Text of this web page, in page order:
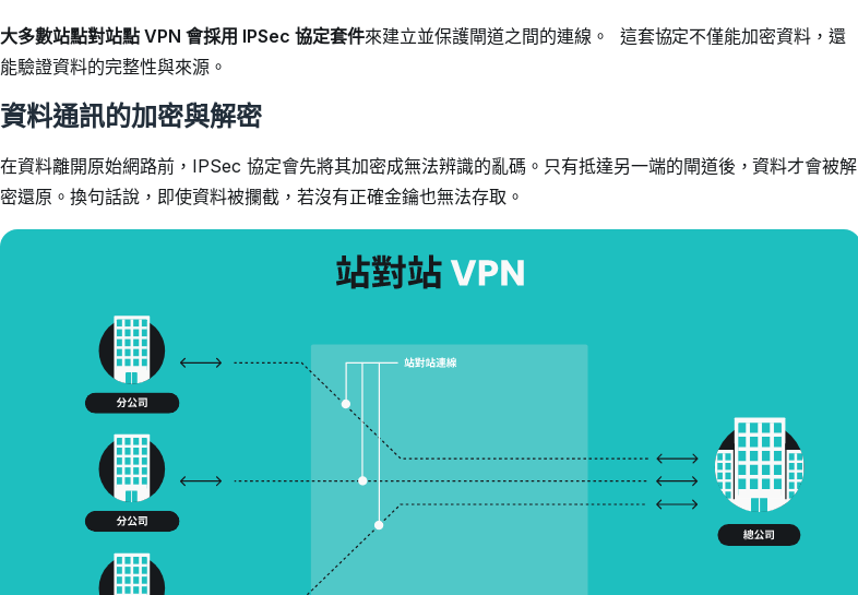
大多數站點對站點 VPN 會採用 IPSec 協定套件來建立並保護閘道之間的連線。 這套協定不僅能加密資料，還
能驗證資料的完整性與來源。
資料通訊的加密與解密
在資料離開原始網路前，IPSec 協定會先將其加密成無法辨識的亂碼。只有抵達另一端的閘道後，資料才會被解
密還原。換句話說，即使資料被攔截，若沒有正確金鑰也無法存取。